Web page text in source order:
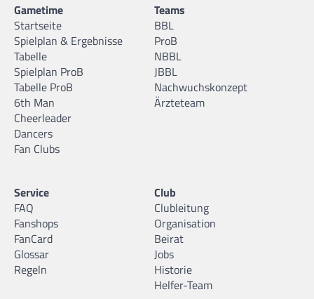
Gametime
Startseite
Spielplan & Ergebnisse
Tabelle
Spielplan ProB
Tabelle ProB
6th Man
Cheerleader
Dancers
Fan Clubs
Teams
BBL
ProB
NBBL
JBBL
Nachwuchskonzept
Ärzteteam
Service
FAQ
Fanshops
FanCard
Glossar
Regeln
Club
Clubleitung
Organisation
Beirat
Jobs
Historie
Helfer-Team